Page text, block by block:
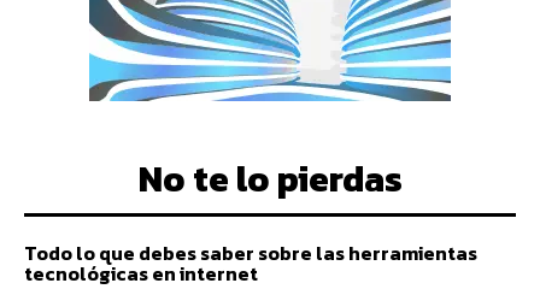
No te lo pierdas
Todo lo que debes saber sobre las herramientas
tecnológicas en internet